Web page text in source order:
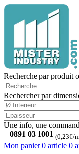
Recherche par produit
Rechercher par
Une info, une
0891 03 1001 (0,23€/
Mon panier 0 article 0